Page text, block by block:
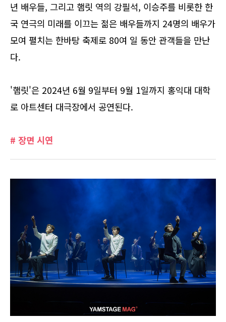
년 배우들, 그리고 햄릿 역의 강필석, 이승주를 비롯한 한
국 연극의 미래를 이끄는 젊은 배우들까지 24명의 배우가
모여 펼치는 한바탕 축제로 80여 일 동안 관객들을 만난
다.
'햄릿'은 2024년 6월 9일부터 9월 1일까지 홍익대 대학
로 아트센터 대극장에서 공연된다.
# 장면 시연